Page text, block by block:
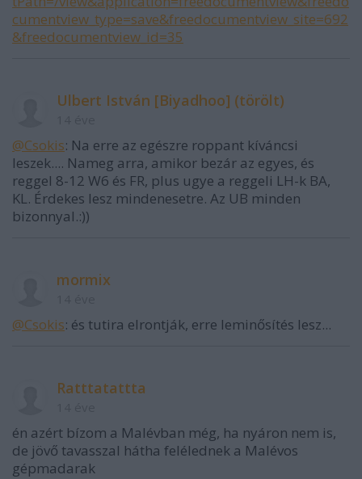
cumentview_type=save&freedocumentview_site=692
&freedocumentview_id=35
Ulbert István [Biyadhoo] (törölt)
@Csokis: Na erre az egészre roppant kíváncsi
leszek.... Nameg arra, amikor bezár az egyes, és
reggel 8-12 W6 és FR, plus ugye a reggeli LH-k BA,
KL. Érdekes lesz mindenesetre. Az UB minden
bizonnyal.:))
mormix
@Csokis: és tutira elrontják, erre leminősítés lesz...
Ratttatattta
én azért bízom a Malévban még, ha nyáron nem is,
de jövő tavasszal hátha felélednek a Malévos
gépmadarak